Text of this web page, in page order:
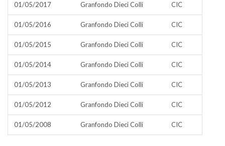
01/05/2017 Granfondo Dieci Colli CIC
01/05/2016 Granfondo Dieci Colli CIC
01/05/2015 Granfondo Dieci Colli CIC
01/05/2014 Granfondo Dieci Colli CIC
01/05/2013 Granfondo Dieci Colli CIC
01/05/2012 Granfondo Dieci Colli CIC
01/05/2008 Granfondo Dieci Colli CIC